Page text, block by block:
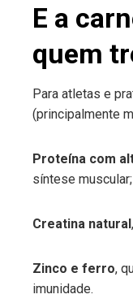
E a
quem
Para atletas e
(principalmente
Proteína com
síntese muscular;
Creatina natural
Zinco e ferro,
imunidade.